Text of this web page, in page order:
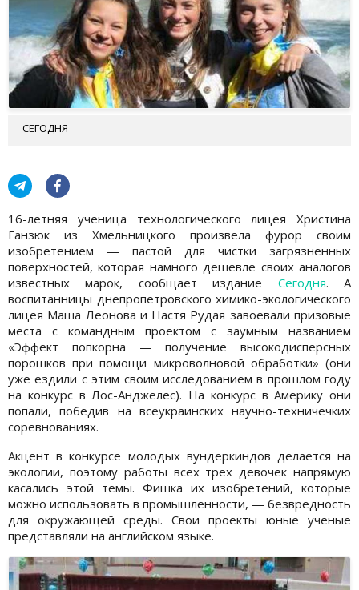
СЕГОДНЯ
16-летняя ученица технологического лицея Христина
Ганзюк из Хмельницкого произвела фурор своим
изобретением — пастой для чистки загрязненных
поверхностей, которая намного дешевле своих аналогов
известных марок, сообщает издание Сегодня. А
воспитанницы днепропетровского химико-экологического
лицея Маша Леонова и Настя Рудая завоевали призовые
места с командным проектом с заумным названием
«Эффект попкорна — получение высокодисперсных
порошков при помощи микроволновой обработки» (они
уже ездили с этим своим исследованием в прошлом году
на конкурс в Лос-Анджелес). На конкурс в Америку они
попали, победив на всеукраинских научно-техничечких
соревнованиях.
Акцент в конкурсе молодых вундеркиндов делается на
экологии, поэтому работы всех трех девочек напрямую
касались этой темы. Фишка их изобретений, которые
можно использовать в промышленности, — безвредность
для окружающей среды. Свои проекты юные ученые
представляли на английском языке.